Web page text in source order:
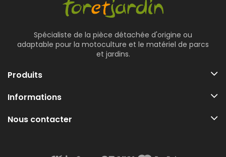
Spécialiste de la pièce détachée d'origine ou
adaptable pour la motoculture et le matériel de parcs
et jardins.
Produits
Informations
Nous contacter